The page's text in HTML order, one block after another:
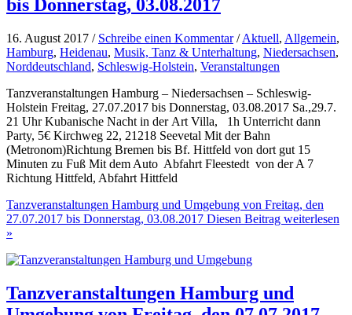
bis Donnerstag, 03.08.2017
16. August 2017 / Schreibe einen Kommentar /Aktuell, Allgemein,
Hamburg, Heidenau, Musik, Tanz & Unterhaltung, Niedersachsen,
Norddeutschland, Schleswig-Holstein, Veranstaltungen
Tanzveranstaltungen Hamburg – Niedersachsen – Schleswig-
Holstein Freitag, 27.07.2017 bis Donnerstag, 03.08.2017 Sa.,29.7.
21 Uhr Kubanische Nacht in der Art Villa, 1h Unterricht dann
Party, 5€ Kirchweg 22, 21218 Seevetal Mit der Bahn
(Metronom)Richtung Bremen bis Bf. Hittfeld von dort gut 15
Minuten zu Fuß Mit dem Auto Abfahrt Fleestedt von der A 7
Richtung Hittfeld, Abfahrt Hittfeld
Tanzveranstaltungen Hamburg und Umgebung von Freitag, den
27.07.2017 bis Donnerstag, 03.08.2017 Diesen Beitrag weiterlesen
»
Tanzveranstaltungen Hamburg und